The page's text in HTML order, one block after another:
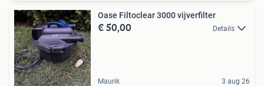
Oase Filtoclear 3000 vijverfilter
€ 50,00 Details
Maurik 3 aug 26